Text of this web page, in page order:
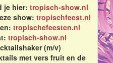
je hier: tropisch-show.nl
show: tropischfeest.nl
tropischefeesten.nl
tropisch-show.nl
(m/v)
met vers fruit en de